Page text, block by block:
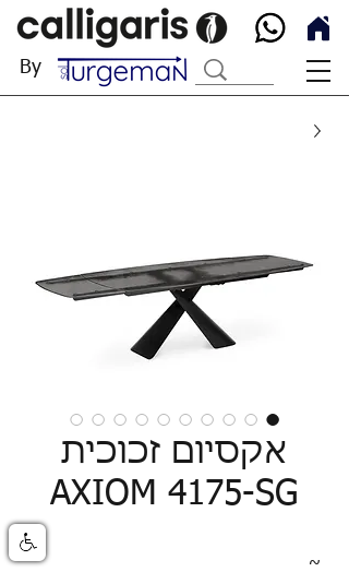
By
אקסיום זכוכית
AXIOM 4175-SG
~